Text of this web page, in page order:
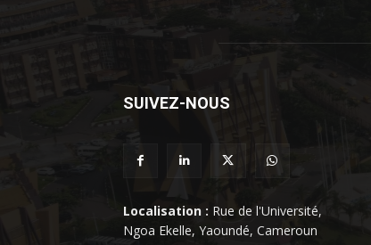
SUIVEZ-NOUS
Localisation : Rue de l'Université,
Ngoa Ekelle, Yaoundé, Cameroun